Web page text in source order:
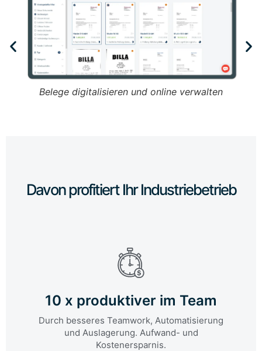
Belege digitalisieren und online verwalten
Davon profitiert Ihr Industriebetrieb
10 x produktiver im Team
Durch besseres Teamwork, Automatisierung
und Auslagerung. Aufwand- und
Kostenersparnis.